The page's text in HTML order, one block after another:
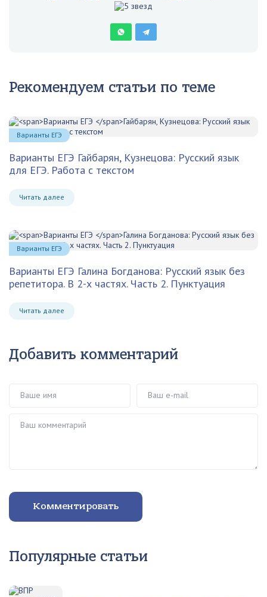
Рекомендуем статьи по теме
Варианты ЕГЭ Гайбарян, Кузнецова: Русский язык
для ЕГЭ. Работа с текстом
Читать далее
Варианты ЕГЭ
Варианты ЕГЭ Галина Богданова: Русский язык без
репетитора. В 2-х частях. Часть 2. Пунктуация
Читать далее
Варианты ЕГЭ
Добавить комментарий
Комментировать
Популярные статьи